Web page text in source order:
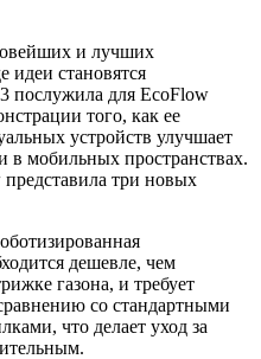
и лучших
идеи становятся
послужила для EcoFlow
того, как ее
устройств улучшает
в мобильных пространствах.
три новых
дешевле, чем
газона, и требует
со стандартными
что делает уход за